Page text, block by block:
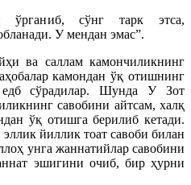
ўрганиб, сўнг тарк этса,
У мендан эмас”.
ва саллам камончиликнинг
камондан ўқ отишнинг
едб сўрадилар. Шунда У Зот
савобини айтсам, халқ
ўқ отишга берилиб кетади.
йиллик тоат савоби билан
унга жаннатийлар савобини
эшигини очиб, бир ҳурни